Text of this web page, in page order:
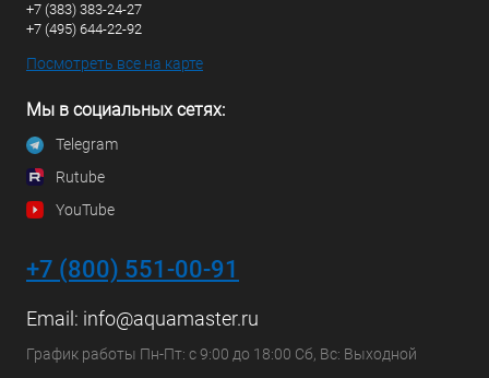
+7 (383) 383-24-27
+7 (495) 644-22-92
Посмотреть все на карте
Мы в социальных сетях:
Telegram
Rutube
YouTube
+7 (800) 551-00-91
Email: info@aquamaster.ru
График работы Пн-Пт: с 9:00 до 18:00 Сб, Вс: Выходной